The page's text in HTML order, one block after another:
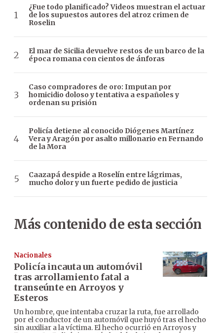
¿Fue todo planificado? Videos muestran el actuar
de los supuestos autores del atroz crimen de
Roselin
El mar de Sicilia devuelve restos de un barco de la
época romana con cientos de ánforas
Caso compradores de oro: Imputan por
homicidio doloso y tentativa a españoles y
ordenan su prisión
Policía detiene al conocido Diógenes Martínez
Vera y Aragón por asalto millonario en Fernando
de la Mora
Caazapá despide a Roselín entre lágrimas,
mucho dolor y un fuerte pedido de justicia
Más contenido de esta sección
Nacionales
Policía incauta un automóvil
tras arrollamiento fatal a
transeúnte en Arroyos y
Esteros
Un hombre, que intentaba cruzar la ruta, fue arrollado
por el conductor de un automóvil que huyó tras el hecho
sin auxiliar a la víctima. El hecho ocurrió en Arroyos y